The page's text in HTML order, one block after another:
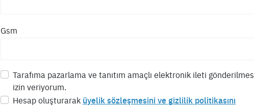
Gsm
Tarafıma pazarlama ve tanıtım amaçlı elektronik ileti
izin veriyorum.
Hesap oluşturarak üyelik sözleşmesini ve gizlilik politikasını